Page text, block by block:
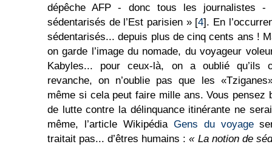
dépêche AFP - donc tous les journalistes -
sédentarisés de l’Est parisien » [4]. En
sédentarisés... depuis plus de cinq cents ans !
on garde l’image du nomade, du voyageur
Kabyles... pour ceux-là, on a oublié qu’ils
revanche, on n’oublie pas que les
même si cela peut faire mille ans. Vous pensez
de lutte contre la délinquance itinérante ne
même, l’article Wikipédia Gens du voyage
traitait pas... d’êtres humains :« La notion de